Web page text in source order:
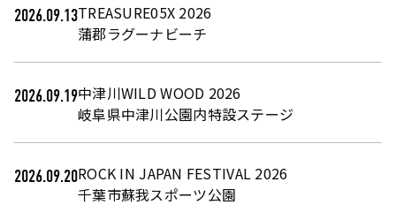
2026.09.13TREASURE05X 2026
蒲郡ラグーナビーチ
2026.09.19中津川WILD WOOD 2026
岐阜県中津川公園内特設ステージ
2026.09.20ROCK IN JAPAN FESTIVAL 2026
千葉市蘇我スポーツ公園